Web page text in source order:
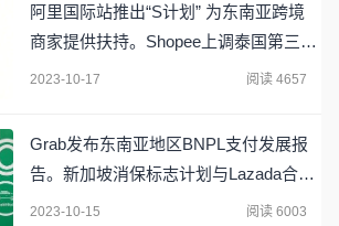
阿里国际站推出“S计划” 为东南亚跨境
商家提供扶持。Shopee上调泰国第三方
仓佣金费率。Flipkart大促平台访问量超
2023-10-17 阅读 4657
Grab发布东南亚地区BNPL支付发展报
告。新加坡消保标志计划与Lazada合
作。Flipkar推出商业云提供零售智能解
2023-10-15 阅读 6003